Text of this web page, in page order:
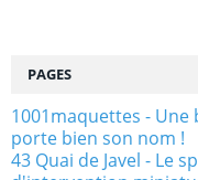
PAGES
1001maquettes -
porte bien son nom !
43 Quai de Javel - Le